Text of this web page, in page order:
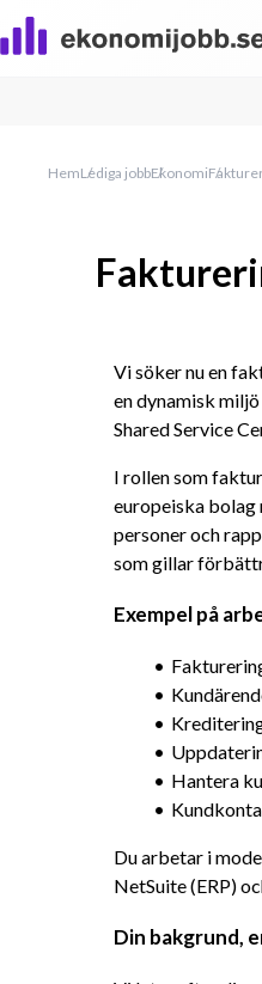
HemLediga jobbEkonomi
Vi söker nu en
en dynamisk
Shared Service
I rollen som
europeiska bolag
personer och
som gillar
Exempel på
Hantera
Du arbetar i
NetSuite (ERP)
Din bakgrund,